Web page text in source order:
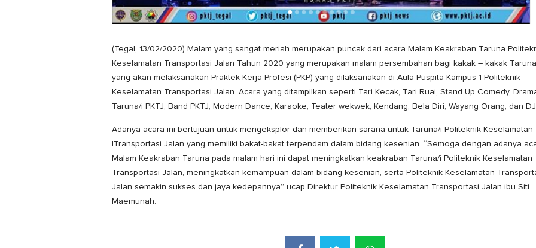
(Tegal, 13/02/2020) Malam yang sangat meriah merupakan puncak dari acara Malam Keakraban Taruna
Keselamatan Transportasi Jalan Tahun 2020 yang merupakan malam persembahan bagi kakak – kakak
yang akan melaksanakan Praktek Kerja Profesi (PKP) yang dilaksanakan di Aula Puspita Kampus 1 Politeknik
Keselamatan Transportasi Jalan. Acara yang ditampilkan seperti Tari Kecak, Tari Ruai, Stand Up Comedy,
Taruna/i PKTJ, Band PKTJ, Modern Dance, Karaoke, Teater wekwek, Kendang, Bela Diri, Wayang Orang, dan
Adanya acara ini bertujuan untuk mengeksplor dan memberikan sarana untuk Taruna/i Politeknik Keselamatan
lTransportasi Jalan yang memiliki bakat-bakat terpendam dalam bidang kesenian. “Semoga dengan adanya
Malam Keakraban Taruna pada malam hari ini dapat meningkatkan keakraban Taruna/i Politeknik Keselamatan
Transportasi Jalan, meningkatkan kemampuan dalam bidang kesenian, serta Politeknik Keselamatan
Jalan semakin sukses dan jaya kedepannya” ucap Direktur Politeknik Keselamatan Transportasi Jalan ibu Siti
Maemunah.